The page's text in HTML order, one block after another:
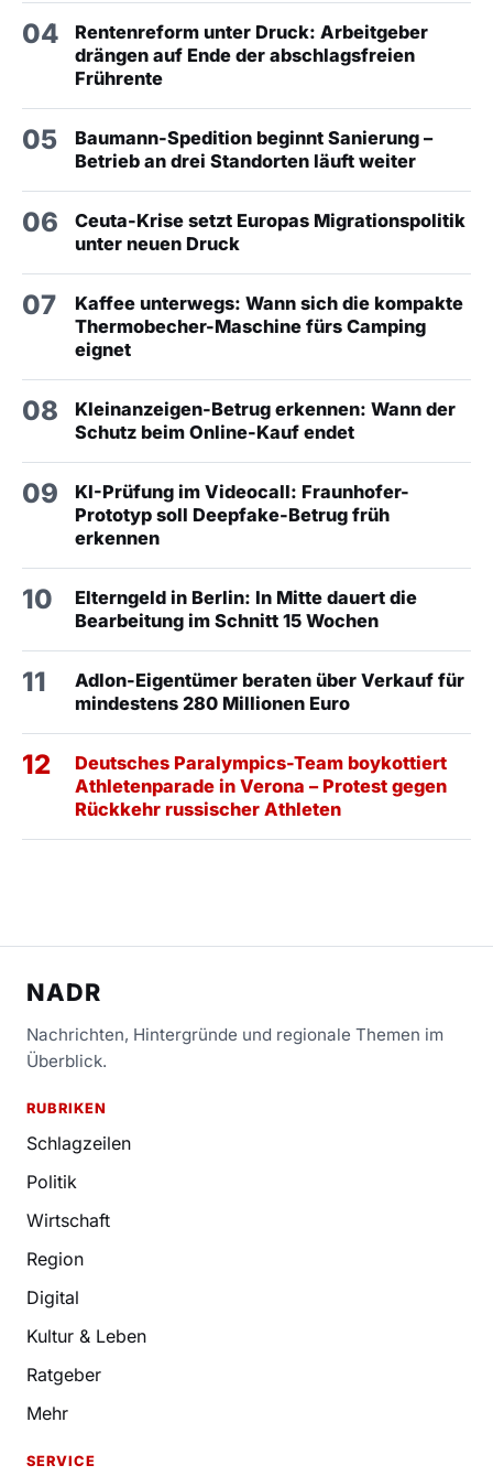
04
Rentenreform unter Druck: Arbeitgeber
drängen auf Ende der abschlagsfreien
Frührente
05
Baumann-Spedition beginnt Sanierung –
Betrieb an drei Standorten läuft weiter
06
Ceuta-Krise setzt Europas Migrationspolitik
unter neuen Druck
07
Kaffee unterwegs: Wann sich die kompakte
Thermobecher-Maschine fürs Camping
eignet
08
Kleinanzeigen-Betrug erkennen: Wann der
Schutz beim Online-Kauf endet
09
KI-Prüfung im Videocall: Fraunhofer-
Prototyp soll Deepfake-Betrug früh
erkennen
10
Elterngeld in Berlin: In Mitte dauert die
Bearbeitung im Schnitt 15 Wochen
11
Adlon-Eigentümer beraten über Verkauf für
mindestens 280 Millionen Euro
12
Deutsches Paralympics-Team boykottiert
Athletenparade in Verona – Protest gegen
Rückkehr russischer Athleten
NADR
Nachrichten, Hintergründe und regionale Themen im
Überblick.
RUBRIKEN
Schlagzeilen
Politik
Wirtschaft
Region
Digital
Kultur & Leben
Ratgeber
Mehr
SERVICE